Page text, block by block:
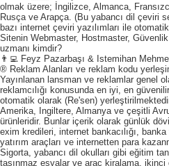
olmak üzere; İngilizce, Almanca,
Rusça ve Arapça. (Bu yabancı dil çeviri
bazı internet çeviri yazılımları ile
Sitenin Webmaster, Hostmaster,
uzmanı kimdir?
👨‍💻 Feyz Pazarbaşı & Istemihan
® Reklam Alanları ve reklam kodu
Yayınlanan lansman ve reklamlar genel
reklamcılığı konusunda en iyi, en
otomatik olarak (Re'sen)
Amerika, Ingiltere, Almanya ve çeşitli
ürünleridir. Bunlar içerik olarak günlük
exim kredileri, internet bankacılığı, banka
yatırım araçları ve internetten para
Sigorta, yabancı dil okulları gibi eğitim
taşınmaz eşyalar ve araç kiralama, ikinci